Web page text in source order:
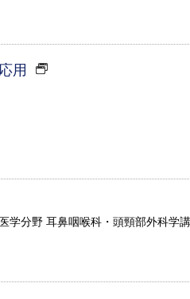
用
分野 耳鼻咽喉科・頭頸部外科学